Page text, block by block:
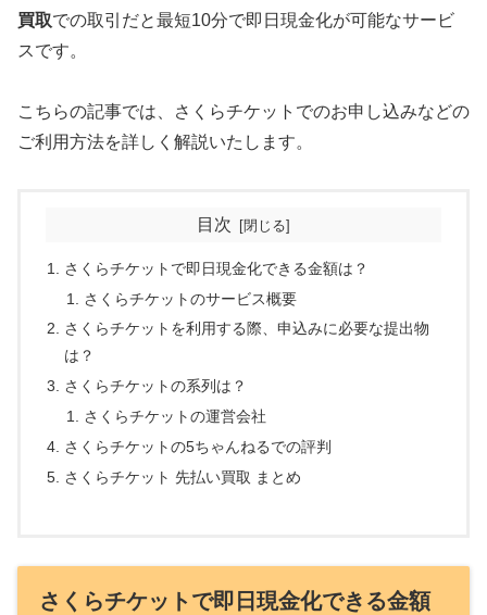
買取での取引だと最短10分で即日現金化が可能なサービ
スです。
こちらの記事では、さくらチケットでのお申し込みなどの
ご利用方法を詳しく解説いたします。
目次
さくらチケットで即日現金化できる金額は？
さくらチケットのサービス概要
さくらチケットを利用する際、申込みに必要な提出物
は？
さくらチケットの系列は？
さくらチケットの運営会社
さくらチケットの5ちゃんねるでの評判
さくらチケット 先払い買取 まとめ
さくらチケットで即日現金化できる金額